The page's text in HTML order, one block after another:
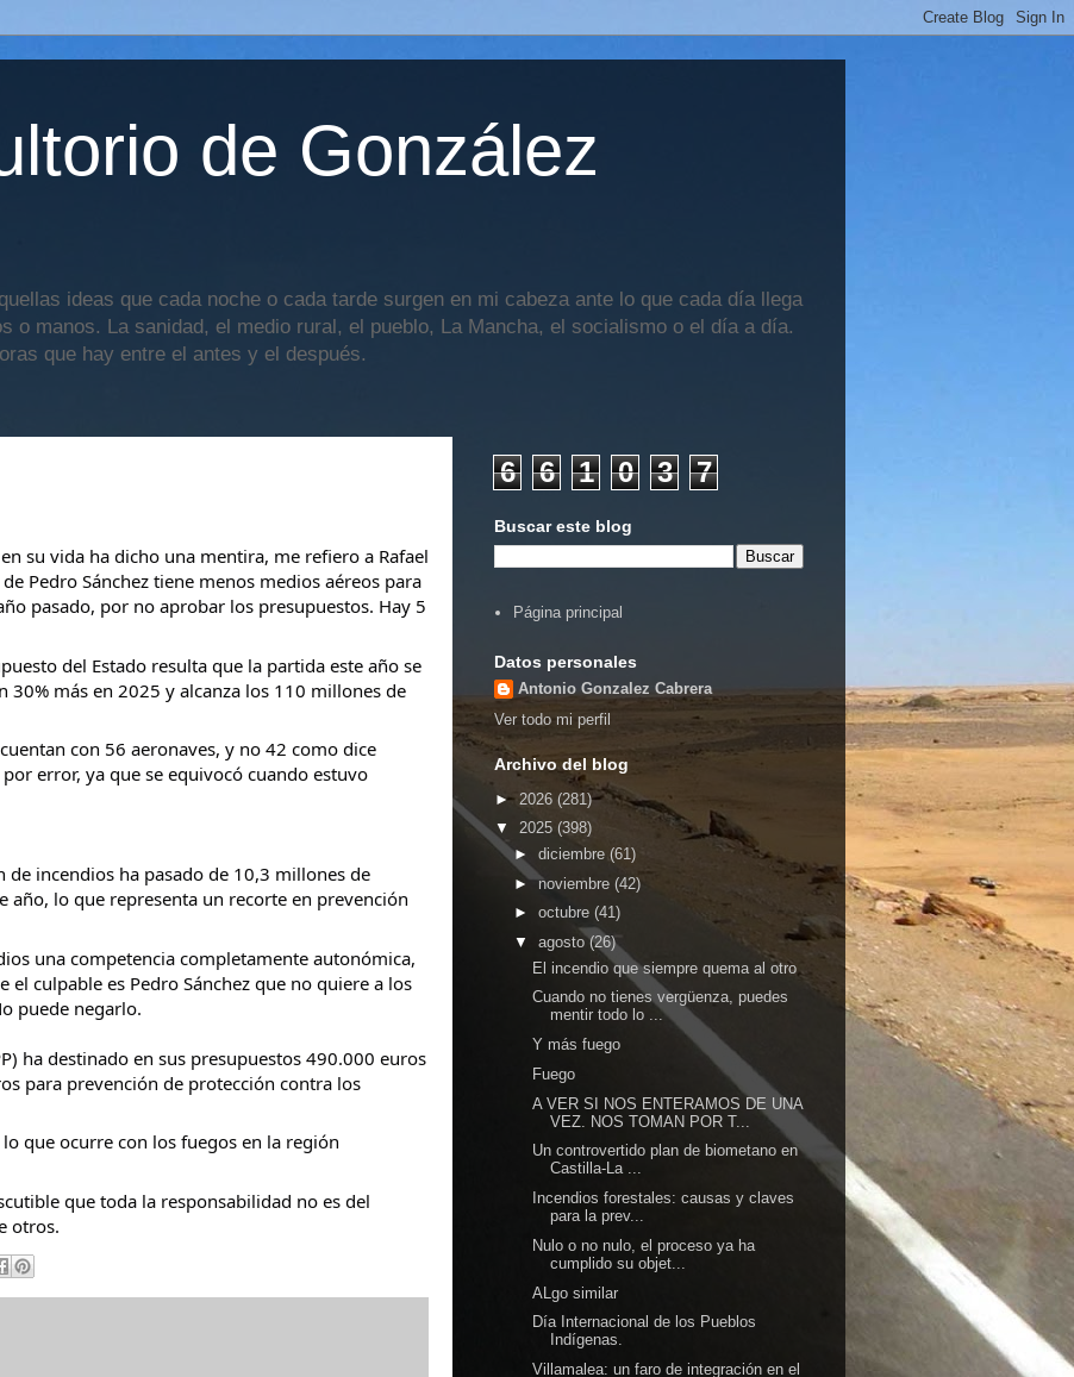
de González
ideas que cada noche o cada tarde surgen en mi cabeza ante lo que cada día llega
o manos. La sanidad, el medio rural, el pueblo, La Mancha, el socialismo o el día a día.
que hay entre el antes y el después.
su vida ha dicho una mentira, me refiero a Rafael
Pedro Sánchez tiene menos medios aéreos para
pasado, por no aprobar los presupuestos. Hay 5
del Estado resulta que la partida este año se
30% más en 2025 y alcanza los 110 millones de
con 56 aeronaves, y no 42 como dice
error, ya que se equivocó cuando estuvo
de incendios ha pasado de 10,3 millones de
año, lo que representa un recorte en prevención
una competencia completamente autonómica,
el culpable es Pedro Sánchez que no quiere a los
puede negarlo.
ha destinado en sus presupuestos 490.000 euros
para prevención de protección contra los
que ocurre con los fuegos en la región
que toda la responsabilidad no es del
otros.
6 6 1 0 3 7
Buscar este blog
Página principal
Datos personales
Antonio Gonzalez Cabrera
Ver todo mi perfil
Archivo del blog
► 2026 (281)
▼ 2025 (398)
► diciembre (61)
►noviembre (42)
► octubre (41)
▼ agosto(26)
El incendio que siempre quema al otro
Cuando no tienes vergüenza, puedes
mentir todo lo ...
Y más fuego
Fuego
A VER SI NOS ENTERAMOS DE UNA
VEZ. NOS TOMAN POR T...
Un controvertido plan de biometano en
Castilla-La ...
Incendios forestales: causas y claves
para la prev...
Nulo o no nulo, el proceso ya ha
cumplido su objet...
ALgo similar
Día Internacional de los Pueblos
Indígenas.
Villamalea: un faro de integración en el